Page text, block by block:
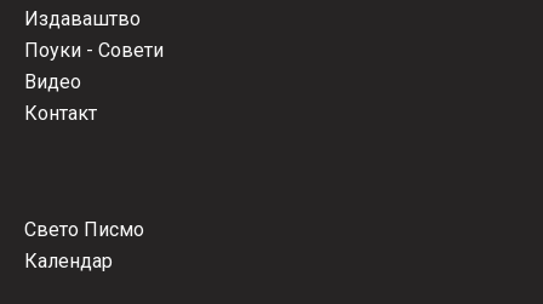
Издаваштво
Поуки - Совети
Видео
Контакт
Свето Писмо
Календар